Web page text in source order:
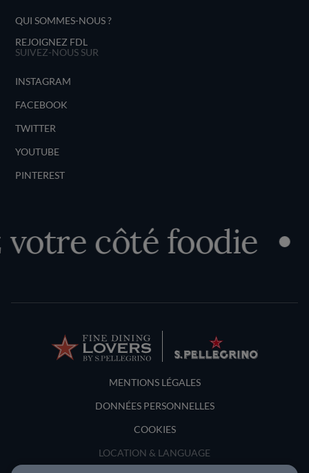
QUI SOMMES-NOUS ?
REJOIGNEZ FDL
SUIVEZ-NOUS SUR
INSTAGRAM
FACEBOOK
TWITTER
YOUTUBE
PINTEREST
côté foodie
Terms and Conditions
MENTIONS LÉGALES
DONNÉES PERSONNELLES
COOKIES
LOCATION & LANGUAGE